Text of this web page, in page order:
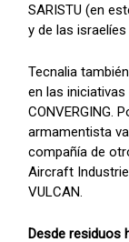
SARISTU (en
y de las
Tecnalia
en las iniciativas
CONVERGING.
armamentista
compañía de
Aircraft
VULCAN.
Desde residuos